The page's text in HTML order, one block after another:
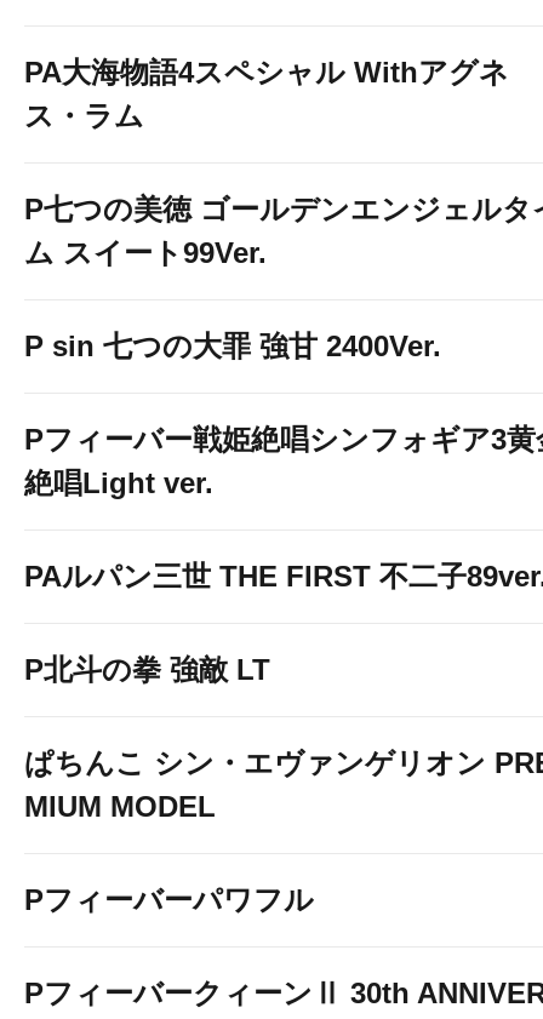
PA大海物語4スペシャル Withアグネ
ス・ラム
P七つの美徳 ゴールデンエンジェルタ
ム スイート99Ver.
P sin 七つの大罪 強甘 2400Ver.
Pフィーバー戦姫絶唱シンフォギア3黄
絶唱Light ver.
PAルパン三世 THE FIRST 不二子
P北斗の拳 強敵 LT
ぱちんこ シン・エヴァンゲリオン
MIUM MODEL
Pフィーバーパワフル
PフィーバークィーンⅡ 30th